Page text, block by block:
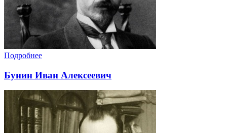
Подробнее
Бунин Иван Алексеевич